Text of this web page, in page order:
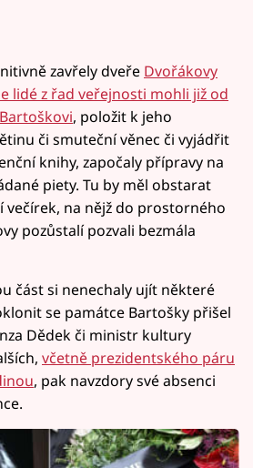
zavřely dveře Dvořákovy
lidé z řad veřejnosti mohli již od
, položit k jeho
či smuteční věnec či vyjádřit
knihy, započaly přípravy na
piety. Tu by měl obstarat
na nějž do prostorného
pozůstalí pozvali bezmála
část si nenechaly ujít některé
se památce Bartošky přišel
Dědek či ministr kultury
včetně prezidentského páru
, pak navzdory své absenci